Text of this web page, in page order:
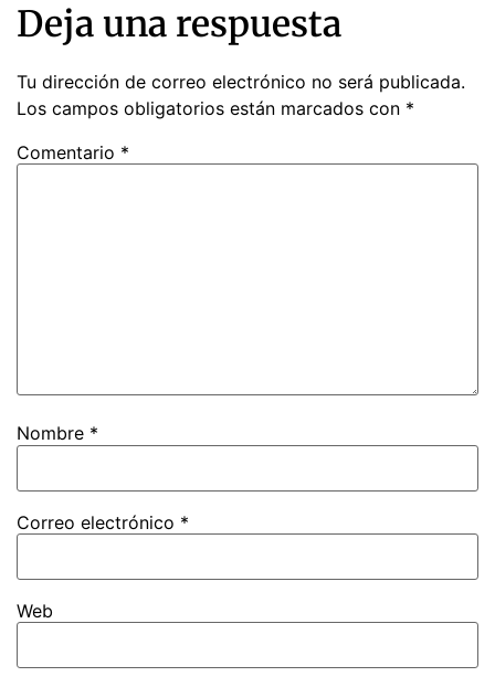
Deja una respuesta
Tu dirección de correo electrónico no será publicada.
Los campos obligatorios están marcados con *
Comentario *
Nombre *
Correo electrónico *
Web